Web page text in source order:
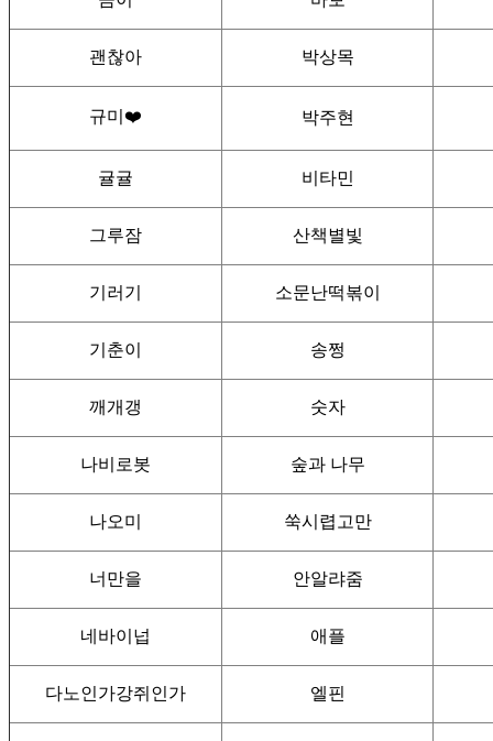
괜찮아 박상목
규미❤️ 박주현
귤귤 비타민
그루잠 산책별빛
기러기 소문난떡볶이
기춘이 송쩡
깨개갱 숫자
나비로봇 숲과 나무
나오미 쑥시렵고만
너만을 안알랴줌
네바이넙 애플
다노인가강쥐인가 엘핀